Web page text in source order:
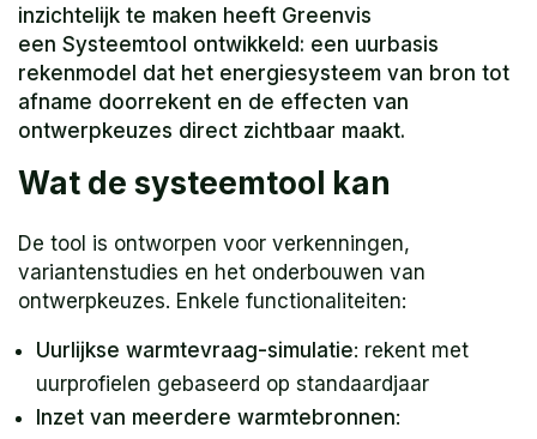
inzichtelijk te maken heeft Greenvis
een Systeemtool ontwikkeld: een uurbasis
rekenmodel dat het energiesysteem van bron tot
afname doorrekent en de effecten van
ontwerpkeuzes direct zichtbaar maakt.
Wat de systeemtool kan
De tool is ontworpen voor verkenningen,
variantenstudies en het onderbouwen van
ontwerpkeuzes. Enkele functionaliteiten:
Uurlijkse warmtevraag-simulatie: rekent met
uurprofielen gebaseerd op standaardjaar
Inzet van meerdere warmtebronnen: